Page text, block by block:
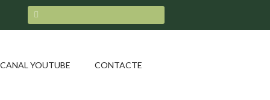
CANAL YOUTUBE CONTACTE